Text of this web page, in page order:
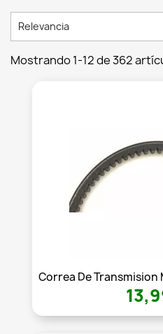
Relevancia
Mostrando 1-12 de 362
Correa De Transmision